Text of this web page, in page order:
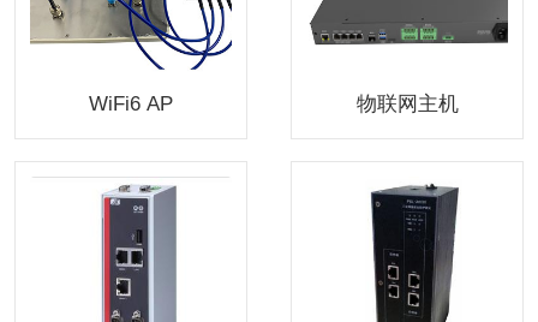
WiFi6 AP 物联网主机